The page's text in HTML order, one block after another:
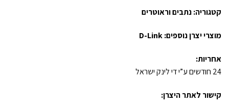
קטגוריה:נתבים וראוטרים
מוצרי יצרן נוספים:D-Link
אחריות:
24 חודשים ע”י די לינק ישראל
קישור לאתר היצרן: